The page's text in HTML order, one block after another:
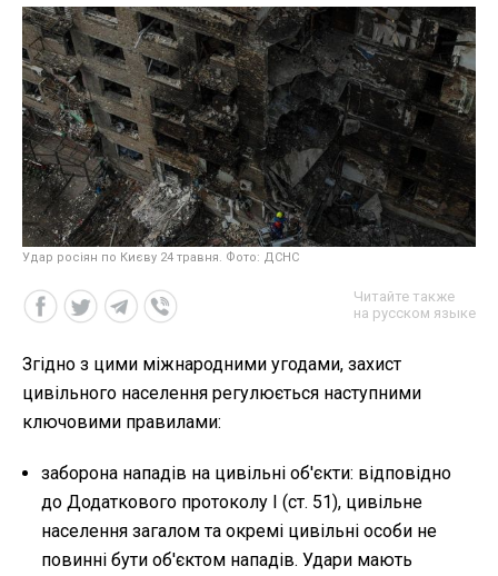
Удар росіян по Києву 24 травня. Фото: ДСНС
Читайте также
на русском языке
Згідно з цими міжнародними угодами, захист
цивільного населення регулюється наступними
ключовими правилами:
заборона нападів на цивільні об'єкти: відповідно
до Додаткового протоколу I (ст. 51), цивільне
населення загалом та окремі цивільні особи не
повинні бути об'єктом нападів. Удари мають